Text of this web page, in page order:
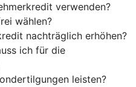
verwenden?
wählen?
nachträglich erhöhen?
ich für die
leisten?